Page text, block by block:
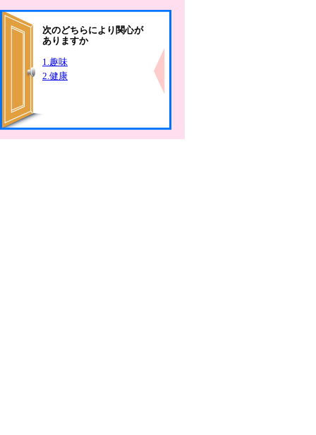
次のどちらにより関心が
ありますか
1.趣味
2.健康